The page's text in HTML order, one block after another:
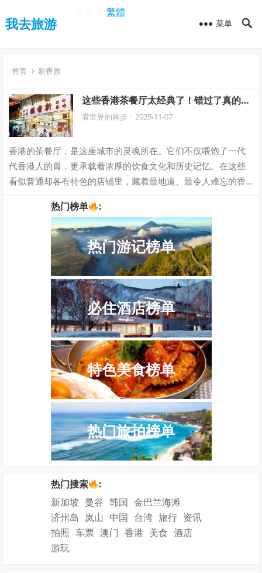
繁體
我去旅游 菜单
首页 新香园
这些香港茶餐厅太经典了！错过了真的会
后悔！
看世界的脚步 · 2025-11-07
香港的茶餐厅，是这座城市的灵魂所在。它们不仅喂饱了一代
代香港人的胃，更承载着浓厚的饮食文化和历史记忆。在这些
看似普通却各有特色的店铺里，藏着最地道、最令人难忘的香
热门榜单 :
热门游记榜单
必住酒店榜单
特色美食榜单
热门旅拍榜单
热门搜索
:
新加坡 曼谷 韩国 金巴兰海滩
济州岛 岚山 中国 台湾 旅行 资讯
拍照 车票 澳门 香港 美食 酒店
游玩